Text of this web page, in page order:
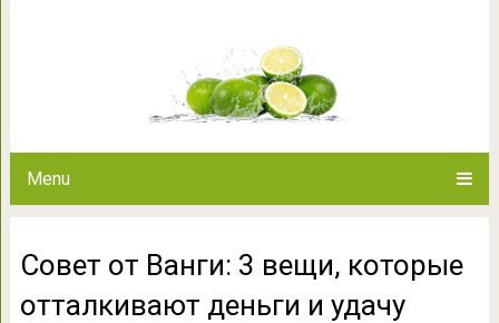
Menu
Совет от Ванги: 3 вещи, которые
отталкивают деньги и удачу